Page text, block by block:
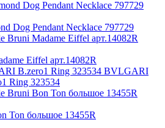
Dog Pendant Necklace 797729
Pasquale Bruni Madame Eiffel арт.14082R
BVLGARI
Ring 323534
Ton большое 13455R